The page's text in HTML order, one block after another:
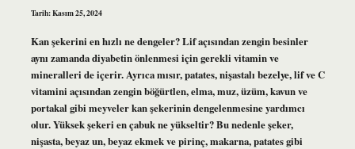
Tarih: Kasım 25, 2024
Kan şekerini en hızlı ne dengeler? Lif açısından zengin besinler
aynı zamanda diyabetin önlenmesi için gerekli vitamin ve
mineralleri de içerir. Ayrıca mısır, patates, nişastalı bezelye, lif ve C
vitamini açısından zengin böğürtlen, elma, muz, üzüm, kavun ve
portakal gibi meyveler kan şekerinin dengelenmesine yardımcı
olur. Yüksek şekeri en çabuk ne yükseltir? Bu nedenle şeker,
nişasta, beyaz un, beyaz ekmek ve pirinç, makarna, patates gibi